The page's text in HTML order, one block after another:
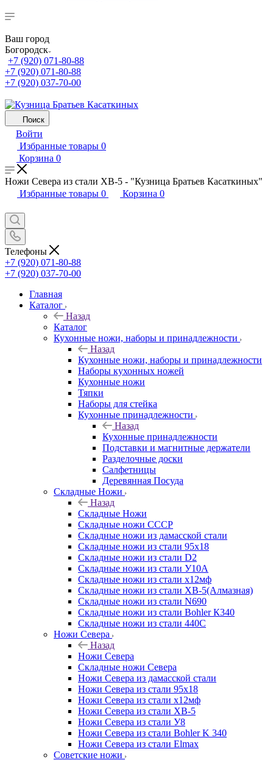
Ваш город
Богородск
+7 (920) 071-80-88
+7 (920) 071-80-88
+7 (920) 037-70-00
Поиск
Войти
Избранные товары 0
Корзина 0
Ножи Севера из стали ХВ-5 - "Кузница Братьев Касаткиных"
Избранные товары 0 Корзина 0
Телефоны
+7 (920) 071-80-88
+7 (920) 037-70-00
Главная
Каталог
Назад
Каталог
Кухонные ножи, наборы и принадлежности
Назад
Кухонные ножи, наборы и принадлежности
Наборы кухонных ножей
Кухонные ножи
Тяпки
Наборы для стейка
Кухонные принадлежности
Назад
Кухонные принадлежности
Подставки и магнитные держатели
Разделочные доски
Салфетницы
Деревянная Посуда
Складные Ножи
Назад
Складные Ножи
Cкладные ножи СССР
Складные ножи из дамасской стали
Складные ножи из стали 95х18
Складные ножи из стали D2
Складные ножи из стали У10А
Складные ножи из стали х12мф
Складные ножи из стали ХВ-5(Алмазная)
Складные ножи из стали N690
Складные ножи из стали Bohler К340
Складные ножи из стали 440С
Ножи Севера
Назад
Ножи Севера
Складные ножи Севера
Ножи Севера из дамасской стали
Ножи Севера из стали 95х18
Ножи Севера из стали х12мф
Ножи Севера из стали ХВ-5
Ножи Севера из стали У8
Ножи Севера из стали Bohler K 340
Ножи Севера из стали Elmax
Советские ножи